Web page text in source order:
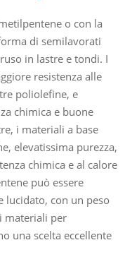
o con la
di semilavorati
in lastre e tondi. I
resistenza alle
poliolefine, e
chimica e buone
i materiali a base
elevatissima purezza,
chimica e al calore
può essere
lucidato, con un peso
materiali per
una scelta eccellente